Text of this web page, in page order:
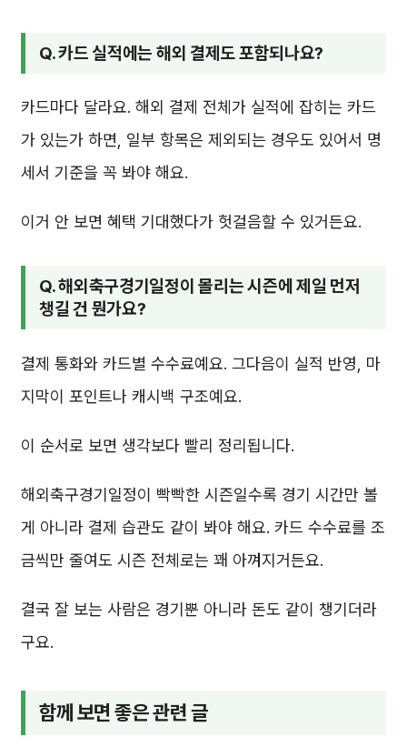
Q. 카드 실적에는 해외 결제도 포함되나요?
카드마다 달라요. 해외 결제 전체가 실적에 잡히는 카드
가 있는가 하면, 일부 항목은 제외되는 경우도 있어서 명
세서 기준을 꼭 봐야 해요.
이거 안 보면 혜택 기대했다가 헛걸음할 수 있거든요.
Q. 해외축구경기일정이 몰리는 시즌에 제일 먼저
챙길 건 뭔가요?
결제 통화와 카드별 수수료예요. 그다음이 실적 반영, 마
지막이 포인트나 캐시백 구조예요.
이 순서로 보면 생각보다 빨리 정리됩니다.
해외축구경기일정이 빡빡한 시즌일수록 경기 시간만 볼
게 아니라 결제 습관도 같이 봐야 해요. 카드 수수료를 조
금씩만 줄여도 시즌 전체로는 꽤 아껴지거든요.
결국 잘 보는 사람은 경기뿐 아니라 돈도 같이 챙기더라
구요.
함께 보면 좋은 관련 글